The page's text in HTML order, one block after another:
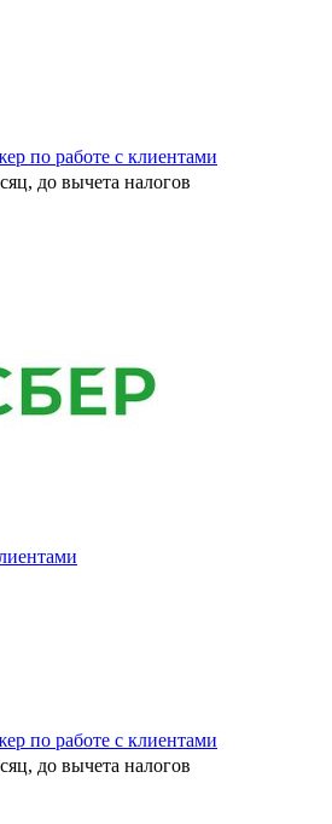
по работе с клиентами
до вычета налогов
по работе с клиентами
до вычета налогов